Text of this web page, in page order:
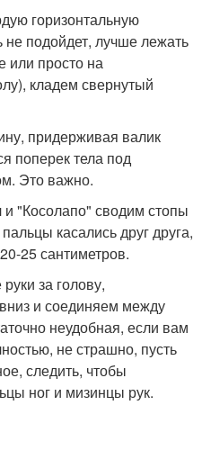
горизонтальную
не подойдет, лучше лежать
или просто на
кладем свернутый
придерживая валик
поперек тела под
Это важно.
"Косолапо" сводим стопы
касались друг друга,
25 сантиметров.
за голову,
и соединяем между
неудобная, если вам
не страшно, пусть
следить, чтобы
ног и мизинцы рук.